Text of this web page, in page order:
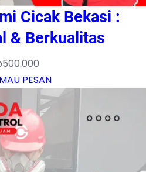
Cicak Bekasi :
& Berkualitas
500.000
PESAN